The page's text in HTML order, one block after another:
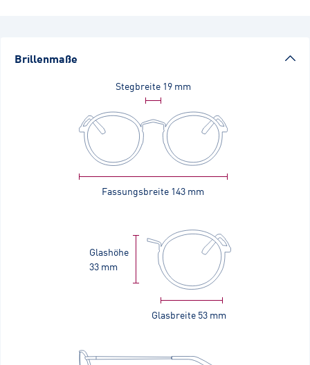
Brillenmaße
Stegbreite 19 mm
Fassungsbreite 143 mm
Glasbreite 53 mm
Glashöhe
33 mm